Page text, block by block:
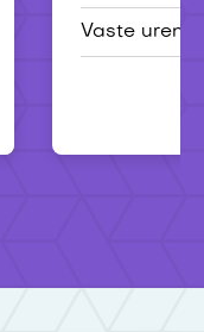
Vaste uren